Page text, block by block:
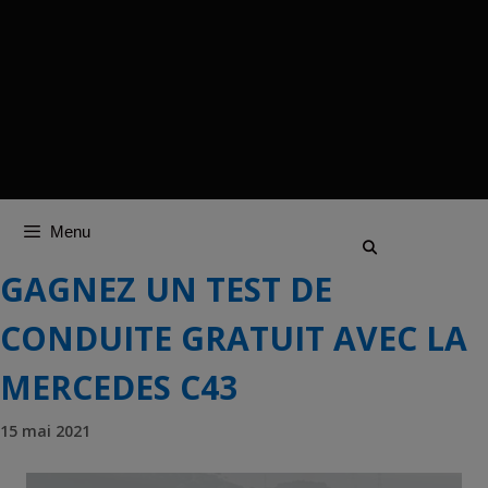
Menu
GAGNEZ UN TEST DE
CONDUITE GRATUIT AVEC LA
MERCEDES C43
15 mai 2021